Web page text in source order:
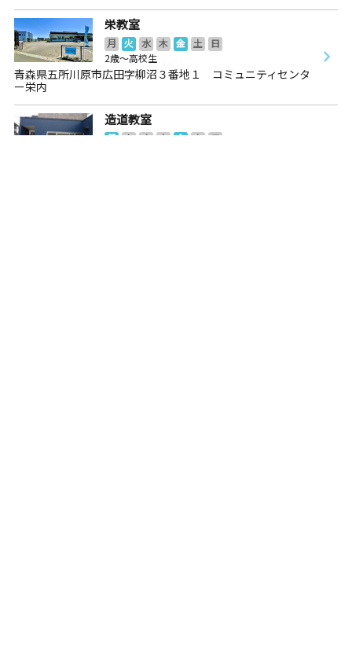
栄教室
月 火 水 木 金 土
日
2歳～高校生
青森県五所川原市広田字柳沼３番地１ コミュニティセンタ
ー栄内
造道教室
月 火 水 木 金 土 日